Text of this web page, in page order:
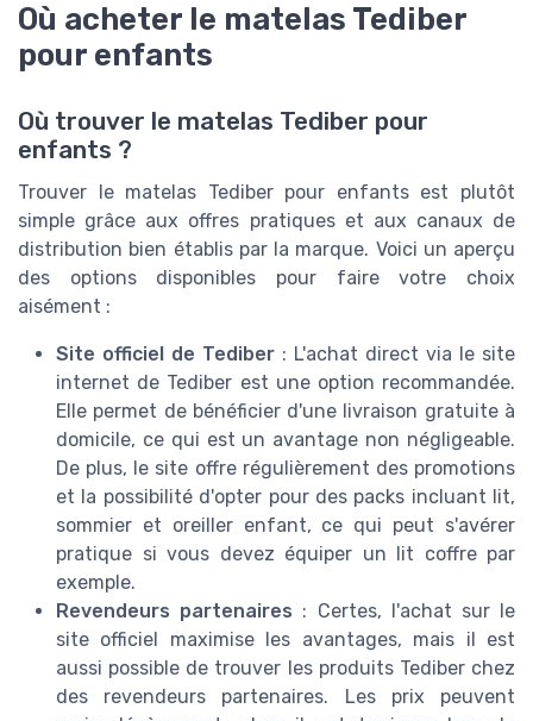
Où acheter le matelas Tediber
pour enfants
Où trouver le matelas Tediber pour
enfants ?
Trouver le matelas Tediber pour enfants est plutôt
simple grâce aux offres pratiques et aux canaux de
distribution bien établis par la marque. Voici un aperçu
des options disponibles pour faire votre choix
aisément :
Site officiel de Tediber : L'achat direct via le site
internet de Tediber est une option recommandée.
Elle permet de bénéficier d'une livraison gratuite à
domicile, ce qui est un avantage non négligeable.
De plus, le site offre régulièrement des promotions
et la possibilité d'opter pour des packs incluant lit,
sommier et oreiller enfant, ce qui peut s'avérer
pratique si vous devez équiper un lit coffre par
exemple.
Revendeurs partenaires : Certes, l'achat sur le
site officiel maximise les avantages, mais il est
aussi possible de trouver les produits Tediber chez
des revendeurs partenaires. Les prix peuvent